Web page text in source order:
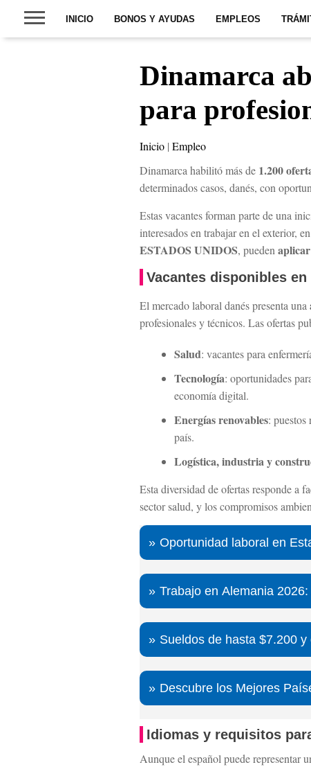
INICIO BONOS Y AYUDAS EMPLEOS
Dinamarca
para
Inicio |Empleo
Dinamarca habilitó más de 1.200
determinados casos, danés, con
Estas vacantes forman parte de una
interesados en trabajar en el exterior,
ESTADOS UNIDOS, puedenaplicar
Vacantes disponibles
El mercado laboral danés presenta una
profesionales y técnicos. Las ofertas
Salud: vacantes para
Tecnología: oportunidades
economía digital.
Energías renovables:
país.
Logística, industria y
Esta diversidad de ofertas responde a
sector salud, y los compromisos
Oportunidad laboral en
Trabajo en Alemania
Sueldos de hasta $7.200
Descubre los Mejores
Idiomas y requisitos
Aunque el español puede representar